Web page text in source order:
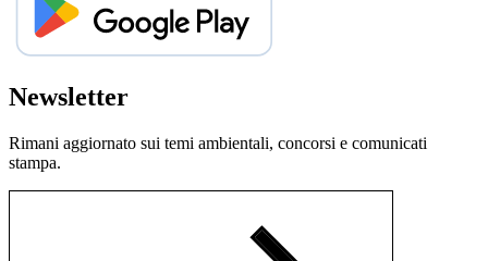
Newsletter
Rimani aggiornato sui temi ambientali, concorsi e comunicati
stampa.